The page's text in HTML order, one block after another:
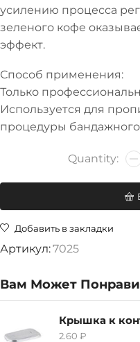
усилению процесса
зеленого кофе
эффект.
Способ применения:
Только
Используется для
процедуры
Добавить в закладки
Артикул:7025
Вам Может
2.60 ₽